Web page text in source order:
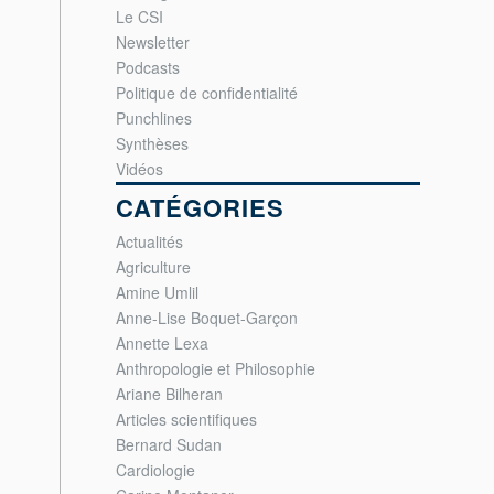
Le CSI
Newsletter
Podcasts
Politique de confidentialité
Punchlines
Synthèses
Vidéos
CATÉGORIES
Actualités
Agriculture
Amine Umlil
Anne-Lise Boquet-Garçon
Annette Lexa
Anthropologie et Philosophie
Ariane Bilheran
Articles scientifiques
Bernard Sudan
Cardiologie